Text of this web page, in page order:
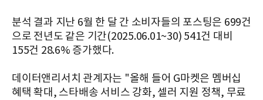
분석 결과 지난 6월 한 달 간 소비자들의 포스팅은 699건
으로 전년도 같은 기간(2025.06.01~30) 541건 대비
155건 28.6% 증가했다.
데이터앤리서치 관계자는 "올해 들어 G마켓은 멤버십
혜택 확대, 스타배송 서비스 강화, 셀러 지원 정책, 무료